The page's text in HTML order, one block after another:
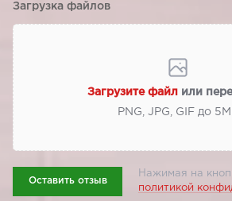
Загрузка файлов
Загрузите файл или
PNG, JPG, GIF до
Оставить отзыв
Нажимая на
политикой